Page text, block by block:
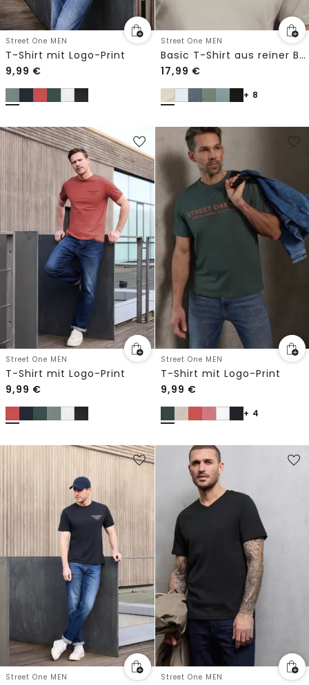
Street One MEN
T-Shirt mit Logo-Print
9,99 €
Street One MEN
Basic T-Shirt aus reiner Baumwolle
17,99 €
+ 8
Street One MEN
T-Shirt mit Logo-Print
9,99 €
Street One MEN
T-Shirt mit Logo-Print
9,99 €
+ 4
Street One MEN Street One MEN